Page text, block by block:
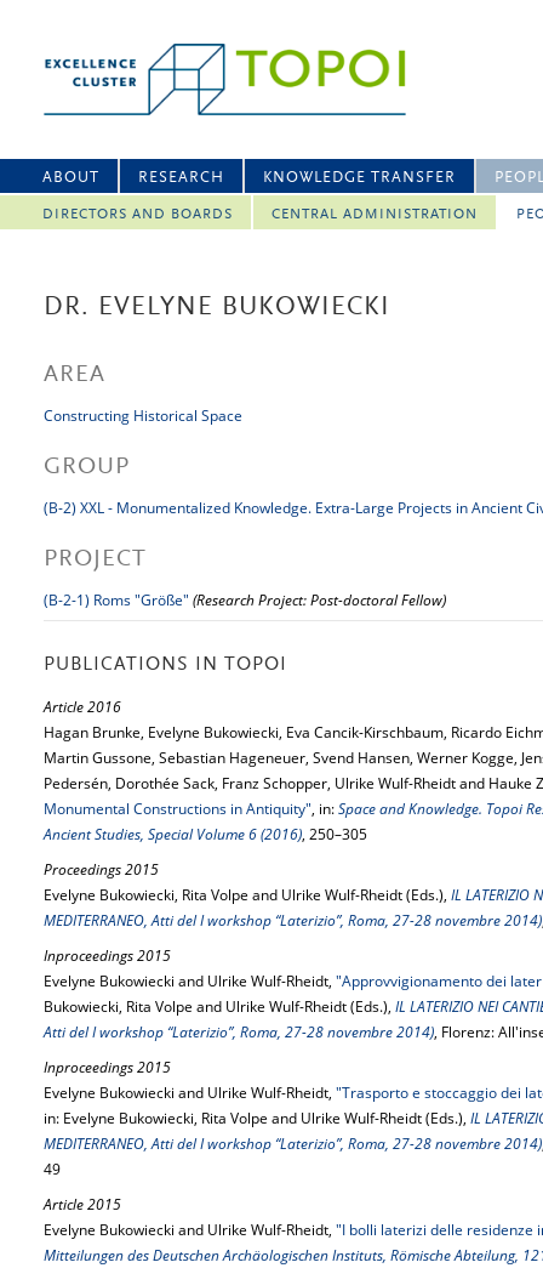
ABOUT RESEARCH KNOWLEDGE TRANSFER
DIRECTORS AND BOARDS CENTRAL ADMINISTRATION
DR. EVELYNE BUKOWIECKI
AREA
Constructing Historical Space
GROUP
(B-2) XXL - Monumentalized Knowledge. Extra-Large Projects in Ancient
PROJECT
(B-2-1) Roms "Größe" (Research Project: Post-doctoral Fellow)
PUBLICATIONS IN TOPOI
Article 2016
Hagan Brunke, Evelyne Bukowiecki, Eva Cancik-Kirschbaum, Ricardo
Martin Gussone, Sebastian Hageneuer, Svend Hansen, Werner Kogge,
Pedersén, Dorothée Sack, Franz Schopper, Ulrike Wulf-Rheidt and Hauke
Monumental Constructions in Antiquity", in:Space and Knowledge. Topoi
Ancient Studies, Special Volume 6 (2016), 250–305
Proceedings 2015
Evelyne Bukowiecki, Rita Volpe and Ulrike Wulf-Rheidt (Eds.), IL LATERIZIO
MEDITERRANEO, Atti del I workshop “Laterizio”, Roma, 27-28 novembre 2014)
Inproceedings 2015
Evelyne Bukowiecki and Ulrike Wulf-Rheidt, "Approvvigionamento dei
Bukowiecki, Rita Volpe and Ulrike Wulf-Rheidt (Eds.), IL LATERIZIO NEI
Atti del I workshop “Laterizio”, Roma, 27-28 novembre 2014), Florenz:
Inproceedings 2015
Evelyne Bukowiecki and Ulrike Wulf-Rheidt, "Trasporto e stoccaggio dei
in: Evelyne Bukowiecki, Rita Volpe and Ulrike Wulf-Rheidt (Eds.), IL
MEDITERRANEO, Atti del I workshop “Laterizio”, Roma, 27-28 novembre 2014)
49
Article 2015
Evelyne Bukowiecki and Ulrike Wulf-Rheidt, "I bolli laterizi delle residenze
Mitteilungen des Deutschen Archäologischen Instituts, Römische Abteilung,